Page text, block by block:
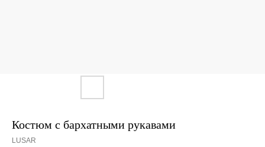
Костюм с бархатными рукавами
LUSAR